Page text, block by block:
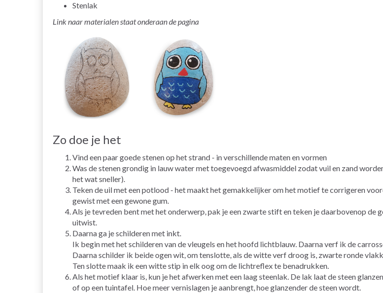
Stenlak
Link naar materialen staat onderaan de pagina
Zo doe je het
Vind een paar goede stenen op het strand - in verschillende maten en vormen
Was de stenen grondig in lauw water met toegevoegd afwasmiddel zodat vuil en zand
het wat sneller).
Teken de uil met een potlood - het maakt het gemakkelijker om het motief te corrigeren
gewist met een gewone gum.
Als je tevreden bent met het onderwerp, pak je een zwarte stift en teken je daarbovenop
uitwist.
Daarna ga je schilderen met inkt.
Ik begin met het schilderen van de vleugels en het hoofd lichtblauw. Daarna verf ik de
Daarna schilder ik beide ogen wit, om tenslotte, als de witte verf droog is, zwarte ronde
Ten slotte maak ik een witte stip in elk oog om de lichtreflex te benadrukken.
Als het motief klaar is, kun je het afwerken met een laag steenlak. De lak laat de steen
of op een tuintafel. Hoe meer vernislagen je aanbrengt, hoe glanzender de steen wordt.